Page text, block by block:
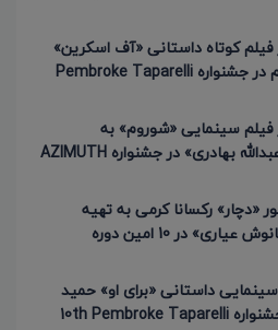
کوتاه داستانی «آف اسکرین»
وهاب احشام در جشنواره Pembroke Taparelli
سینمایی «شوروم» به
کارگردانی «عبدالله بهادری» در جشنواره AZIMUTH
رکسانا کرمی به تهیه
کنندگی «کیانوش عیاری» در 10 امین دوره
داستانی «برای او» حمید
زرگرنژاد در جشنواره 10th Pembroke Taparelli